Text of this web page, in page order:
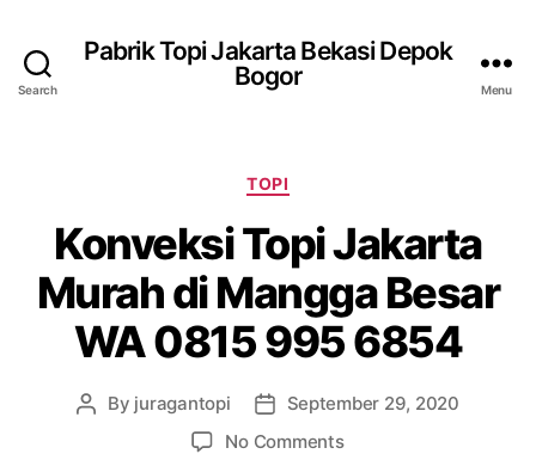
Search
Pabrik Topi Jakarta Bekasi Depok
Bogor
Menu
Categories
TOPI
Konveksi Topi Jakarta
Murah di Mangga Besar
WA 0815 995 6854
Post
By juragantopi
Post
date
September 29, 2020
No Commentson